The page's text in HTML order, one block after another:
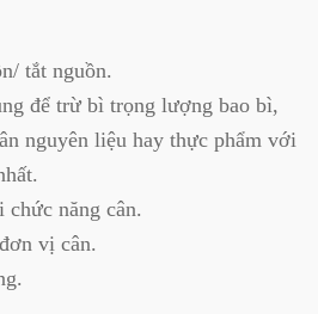
tắt nguồn.
để trừ bì trọng lượng bao bì,
nguyên liệu hay thực phẩm với
năng cân.
vị cân.